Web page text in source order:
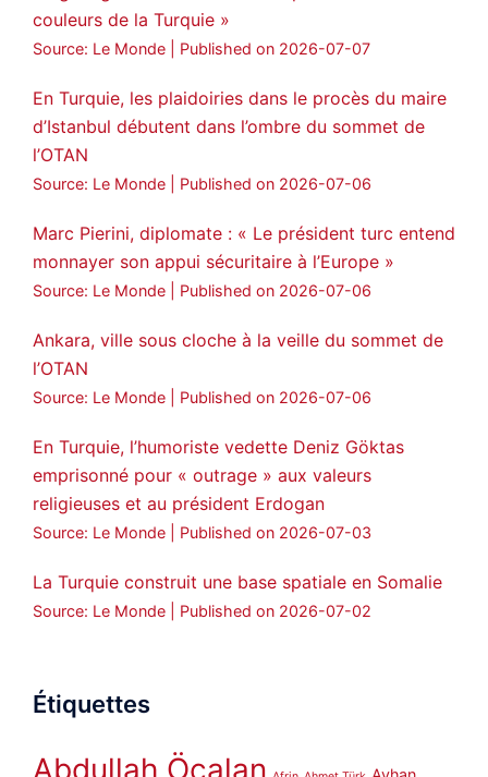
couleurs de la Turquie »
Source: Le Monde Published on 2026-07-07
En Turquie, les plaidoiries dans le procès du maire
d’Istanbul débutent dans l’ombre du sommet de
l’OTAN
Source: Le Monde Published on 2026-07-06
Marc Pierini, diplomate : « Le président turc entend
monnayer son appui sécuritaire à l’Europe »
Source: Le Monde Published on 2026-07-06
Ankara, ville sous cloche à la veille du sommet de
l’OTAN
Source: Le Monde Published on 2026-07-06
En Turquie, l’humoriste vedette Deniz Göktas
emprisonné pour « outrage » aux valeurs
religieuses et au président Erdogan
Source: Le Monde Published on 2026-07-03
La Turquie construit une base spatiale en Somalie
Source: Le Monde Published on 2026-07-02
Étiquettes
Abdullah Öcalan